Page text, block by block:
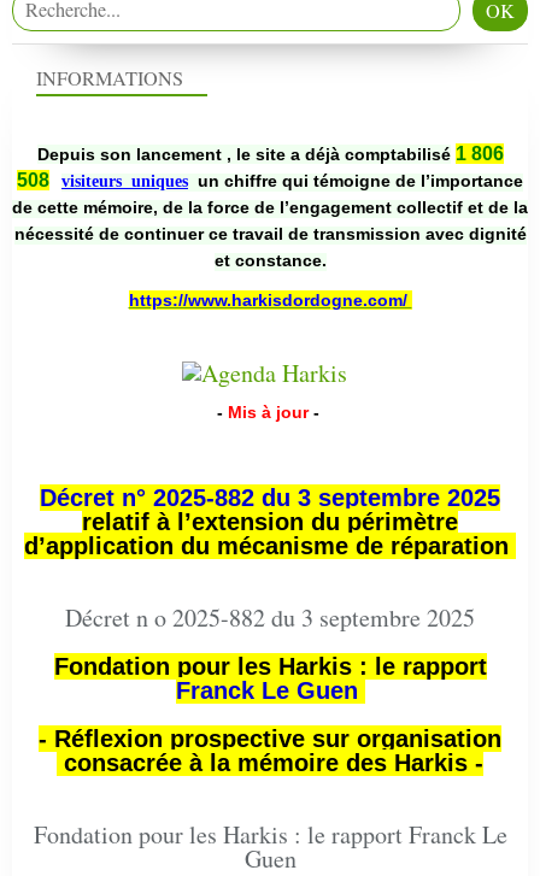
INFORMATIONS
Depuis son lancement , le site a déjà comptabilisé 1 806
508
visiteurs uniques un chiffre qui témoigne de l’importance
de cette mémoire, de la force de l’engagement collectif et de la
nécessité de continuer ce travail de transmission avec dignité
et constance.
https://www.harkisdordogne.com/
- Mis à jour -
Décret n° 2025-882 du 3 septembre 2025
relatif à l’extension du périmètre
d’application du mécanisme de réparation
Décret n o 2025-882 du 3 septembre 2025
Fondation pour les Harkis : le rapport
Franck Le Guen
- Réflexion prospective sur organisation
consacrée à la mémoire des Harkis -
Fondation pour les Harkis : le rapport Franck Le
Guen